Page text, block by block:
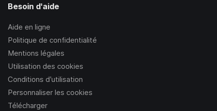
Besoin d'aide
Aide en ligne
Politique de confidentialité
Mentions légales
Utilisation des cookies
Conditions d’utilisation
Personnaliser les cookies
Télécharger